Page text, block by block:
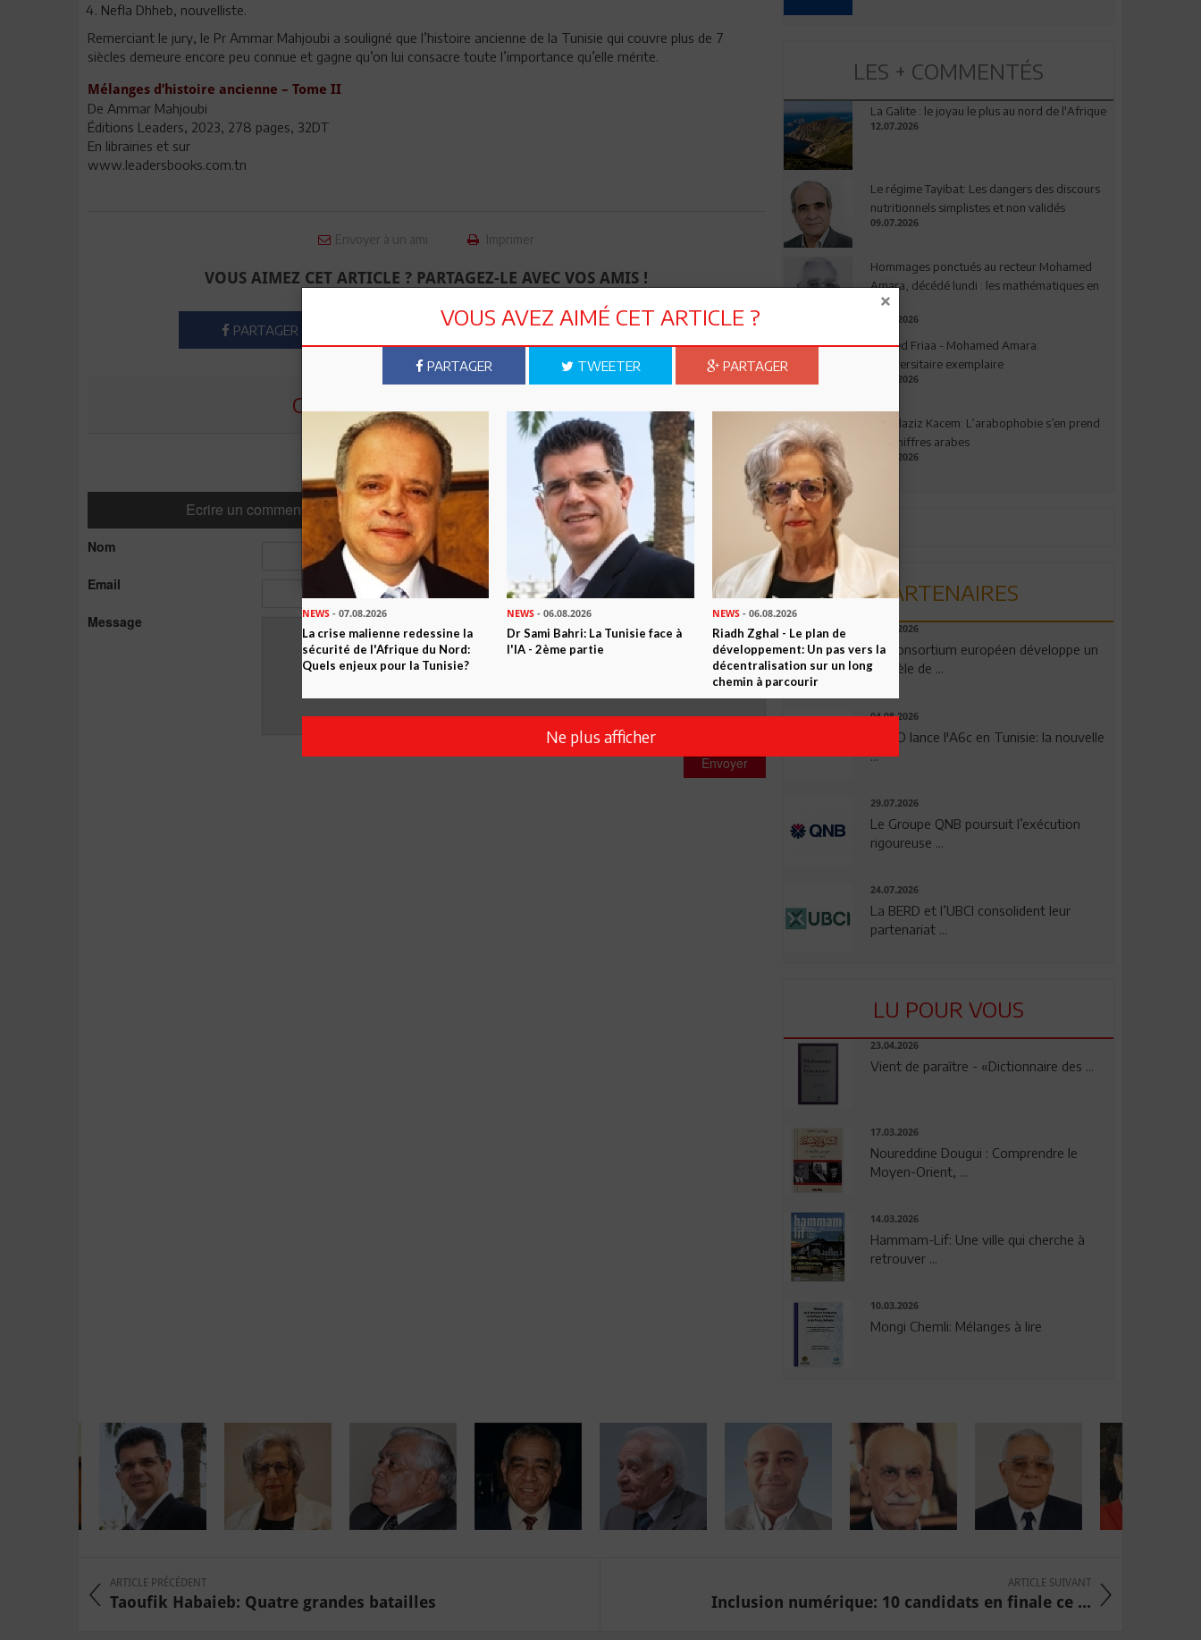
Nefla Dhheb, nouvelliste.
Remerciant le jury, le Pr Ammar Mahjoubi a souligné que l’histoire ancienne de la Tunisie qui couvre plus de 7
siècles demeure encore peu connue et gagne qu’on lui consacre toute l’importance qu’elle mérite.
Mélanges d’histoire ancienne – Tome II
De Ammar Mahjoubi
Éditions Leaders, 2023, 278 pages, 32DT
En librairies et sur
www.leadersbooks.com.tn
Envoyer à un ami Imprimer
VOUS AIMEZ CET ARTICLE ? PARTAGEZ-LE AVEC VOS AMIS !
PARTAGER TWEETER ABONNEZ-VOUS
COMMENTER CET ARTICLE
Commentaires
Ecrire un commentaire Commenter
Nom
Email
Message
Envoyer
LES + COMMENTÉS
La Galite : le joyau le plus au nord de l'Afrique
12.07.2026
Le régime Tayibat: Les dangers des discours
nutritionnels simplistes et non validés
09.07.2026
Hommages ponctués au recteur Mohamed
Amara, décédé lundi : les mathématiques en
deuil
03.08.2026
Ahmed Friaa - Mohamed Amara:
l’Universitaire exemplaire
04.08.2026
Abdelaziz Kacem: L’arabophobie s’en prend
aux chiffres arabes
09.07.2026
PARTENAIRES
06.08.2026
Un consortium européen développe un
modèle de ...
04.08.2026
OPPO lance l'A6c en Tunisie: la nouvelle
...
29.07.2026
Le Groupe QNB poursuit l’exécution
rigoureuse ...
24.07.2026
La BERD et l’UBCI consolident leur
partenariat ...
LU POUR VOUS
23.04.2026
Vient de paraître - «Dictionnaire des ...
17.03.2026
Noureddine Dougui : Comprendre le
Moyen-Orient, ...
14.03.2026
Hammam-Lif: Une ville qui cherche à
retrouver ...
10.03.2026
Mongi Chemli: Mélanges à lire
ARTICLE PRÉCÉDENT
Taoufik Habaieb: Quatre grandes batailles
ARTICLE SUIVANT
Inclusion numérique: 10 candidats en finale ce ...
VOUS AVEZ AIMÉ CET ARTICLE ?
PARTAGER TWEETER PARTAGER
NEWS - 07.08.2026
La crise malienne redessine la
sécurité de l'Afrique du Nord:
Quels enjeux pour la Tunisie?
NEWS - 06.08.2026
Dr Sami Bahri: La Tunisie face à
l'IA - 2ème partie
NEWS- 06.08.2026
Riadh Zghal - Le plan de
développement: Un pas vers la
décentralisation sur un long
chemin à parcourir
Ne plus afficher